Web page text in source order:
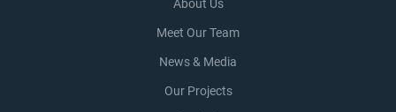
About Us
Meet Our Team
News & Media
Our Projects